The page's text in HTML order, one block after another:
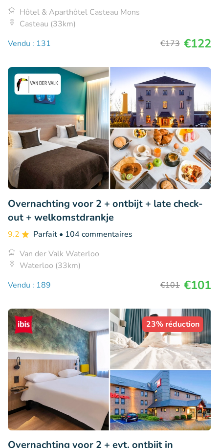
Hôtel & Aparthôtel Casteau Mons
Casteau (33km)
Vendu : 131
€173 €122
Overnachting voor 2 + ontbijt + late check-
out + welkomstdrankje
9.2 Parfait • 104 commentaires
Van der Valk Waterloo
Waterloo (33km)
Vendu : 189
€101 €101
23% réduction
Overnachting voor 2 + evt. ontbijt in